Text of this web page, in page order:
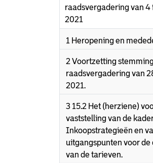
raadsvergadering van 4
2021
1 Heropening en
2 Voortzetting
raadsvergadering van
2021.
3 15.2 Het (herziene)
vaststelling van de
Inkoopstrategieën en
uitgangspunten voor de
van de tarieven.